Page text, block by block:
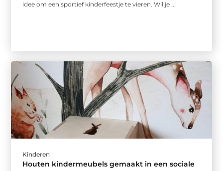
idee om een sportief kinderfeestje te vieren. Wil je ...
Kinderen
Houten kindermeubels gemaakt in een sociale